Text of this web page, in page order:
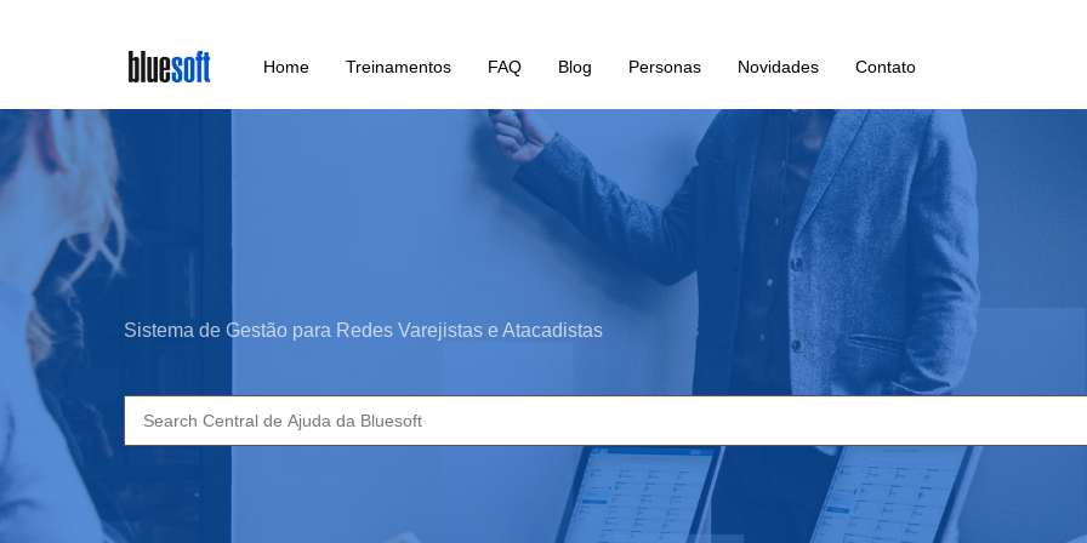
main
content
Home Treinamentos FAQ Blog Personas Novidades Contato
Sistema de Gestão para Redes Varejistas e Atacadistas
Search
for: